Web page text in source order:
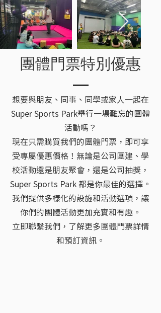
團體門票特別優惠
想要與朋友、同事、同學或家人一起在
Super Sports Park舉行一場難忘的團體
活動嗎？
現在只需購買我們的團體門票，即可享
受專屬優惠價格！無論是公司團建、學
校活動還是朋友聚會，還是公司抽獎，
Super Sports Park 都是你最佳的選擇。
我們提供多樣化的設施和活動選項，讓
你們的團體活動更加充實和有趣。
立即聯繫我們，了解更多團體門票詳情
和預訂資訊。